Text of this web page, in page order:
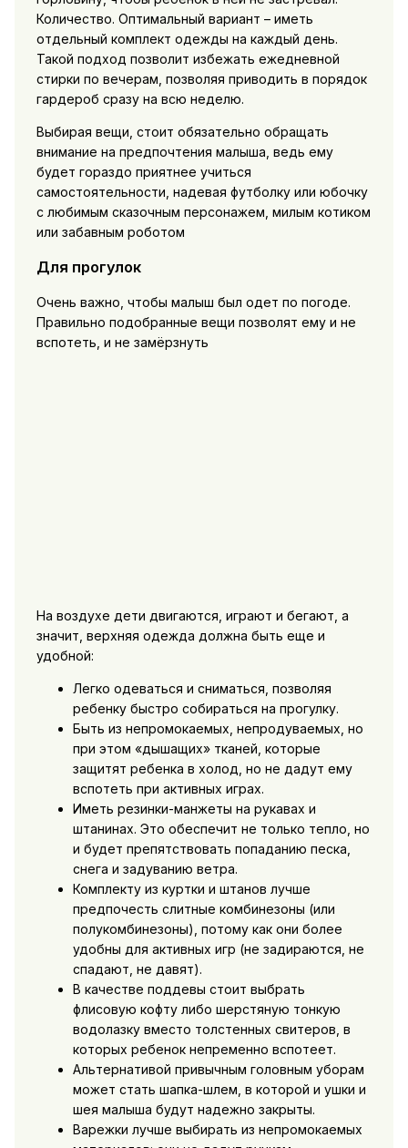
Количество. Оптимальный вариант – иметь
отдельный комплект одежды на каждый день.
Такой подход позволит избежать ежедневной
стирки по вечерам, позволяя приводить в порядок
гардероб сразу на всю неделю.
Выбирая вещи, стоит обязательно обращать
внимание на предпочтения малыша, ведь ему
будет гораздо приятнее учиться
самостоятельности, надевая футболку или юбочку
с любимым сказочным персонажем, милым котиком
или забавным роботом
Для прогулок
Очень важно, чтобы малыш был одет по погоде.
Правильно подобранные вещи позволят ему и не
вспотеть, и не замёрзнуть
На воздухе дети двигаются, играют и бегают, а
значит, верхняя одежда должна быть еще и
удобной:
Легко одеваться и сниматься, позволяя
ребенку быстро собираться на прогулку.
Быть из непромокаемых, непродуваемых, но
при этом «дышащих» тканей, которые
защитят ребенка в холод, но не дадут ему
вспотеть при активных играх.
Иметь резинки-манжеты на рукавах и
штанинах. Это обеспечит не только тепло, но
и будет препятствовать попаданию песка,
снега и задуванию ветра.
Комплекту из куртки и штанов лучше
предпочесть слитные комбинезоны (или
полукомбинезоны), потому как они более
удобны для активных игр (не задираются, не
спадают, не давят).
В качестве поддевы стоит выбрать
флисовую кофту либо шерстяную тонкую
водолазку вместо толстенных свитеров, в
которых ребенок непременно вспотеет.
Альтернативой привычным головным уборам
может стать шапка-шлем, в которой и ушки и
шея малыша будут надежно закрыты.
Варежки лучше выбирать из непромокаемых